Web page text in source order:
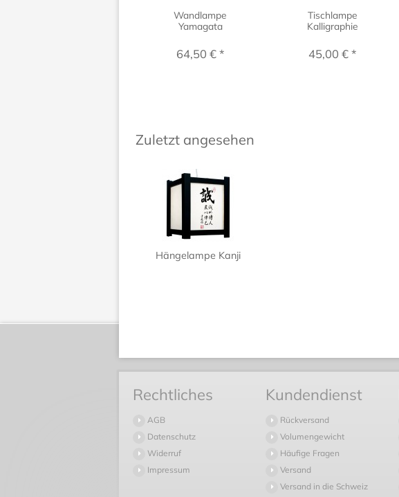
Wandlampe
Yamagata
64,50 € *
Tischlampe
Kalligraphie
45,00 € *
Zuletzt angesehen
Hängelampe Kanji
Rechtliches
AGB
Datenschutz
Widerruf
Impressum
Kundendienst
Rückversand
Volumengewicht
Häufige Fragen
Versand
Versand in die Schweiz